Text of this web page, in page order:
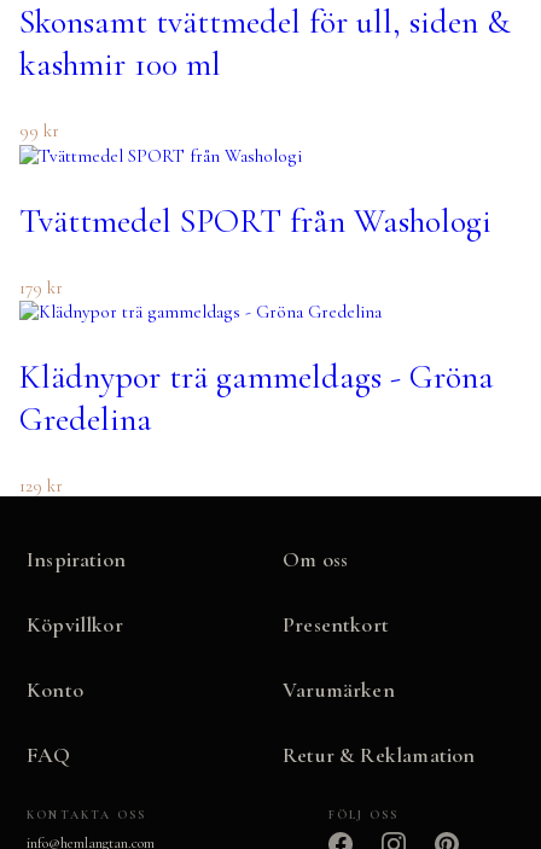
Skonsamt tvättmedel för ull, siden &
kashmir 100 ml
99 kr
Tvättmedel SPORT från Washologi
179 kr
Klädnypor trä gammeldags - Gröna
Gredelina
129 kr
Inspiration Om oss
Köpvillkor Presentkort
Konto Varumärken
FAQ Retur & Reklamation
KONTAKTA OSS
info@hemlangtan.com
FÖLJ OSS